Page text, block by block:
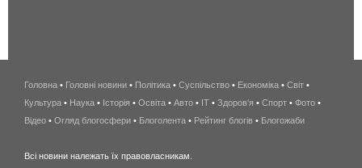
беспроводной
интернет
киев
Головна • Головні новини • Політика • Суспільство • Економіка • Світ •
Культура • Наука • Історія • Освіта • Авто • IT • Здоров'я • Спорт • Фото •
Відео • Огляд блогосфери • Блоголента • Рейтинг блогів • Блогожаби
Всі новини належать їх правовласникам.